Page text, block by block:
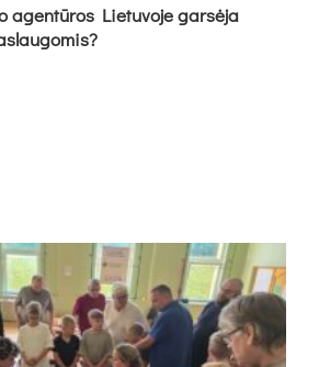
agentūros Lietuvoje garsėja